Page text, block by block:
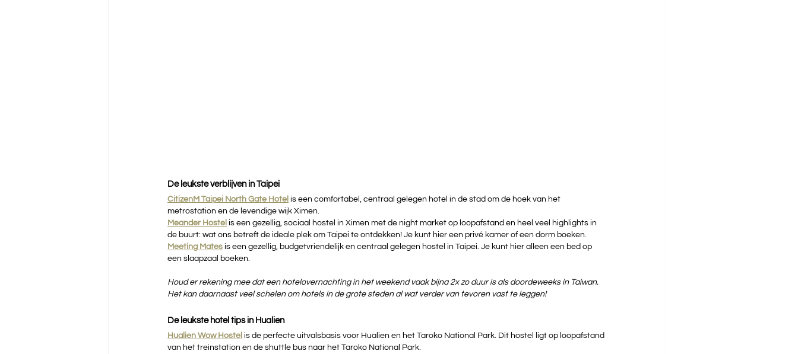
De leukste verblijven in Taipei
CitizenM Taipei North Gate Hotel is een comfortabel, centraal gelegen hotel in de stad om de hoek van het
metrostation en de levendige wijk Ximen.
Meander Hostel is een gezellig, sociaal hostel in Ximen met de night market op loopafstand en heel veel highlights in
de buurt: wat ons betreft de ideale plek om Taipei te ontdekken! Je kunt hier een privé kamer of een dorm boeken.
Meeting Mates is een gezellig, budgetvriendelijk en centraal gelegen hostel in Taipei. Je kunt hier alleen een bed op
een slaapzaal boeken.
Houd er rekening mee dat een hotelovernachting in het weekend vaak bijna 2x zo duur is als doordeweeks in Taiwan.
Het kan daarnaast veel schelen om hotels in de grote steden al wat verder van tevoren vast te leggen!
De leukste hotel tips in Hualien
Hualien Wow Hostel is de perfecte uitvalsbasis voor Hualien en het Taroko National Park. Dit hostel ligt op loopafstand
van het treinstation en de shuttle bus naar het Taroko National Park.